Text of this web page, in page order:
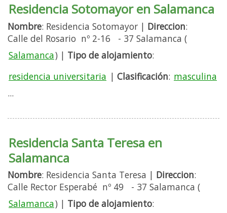
Residencia Sotomayor en Salamanca
Nombre: Residencia Sotomayor | Direccion:
Calle del Rosario nº 2-16 - 37 Salamanca (
Salamanca) | Tipo de alojamiento:
residencia universitaria | Clasificación: masculina
...
Residencia Santa Teresa en
Salamanca
Nombre: Residencia Santa Teresa | Direccion:
Calle Rector Esperabé nº 49 - 37 Salamanca (
Salamanca) | Tipo de alojamiento: